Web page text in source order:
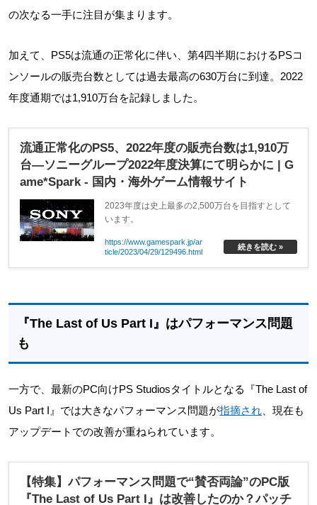
の次なる一手に注目が集まります。
加えて、PS5は流通の正常化に伴い、第4四半期におけるPSコ
ンソールの販売台数としては過去最高の630万台に到達。2022
年度通期では1,910万台を記録しました。
流通正常化のPS5、2022年度の販売台数は1,910万
台―ソニーグループ2022年度決算にて明らかに | G
ame*Spark - 国内・海外ゲーム情報サイト
2023年度は史上最多の2,500万台を目指すとして
います。
https://www.gamespark.jp/ar
ticle/2023/04/29/129496.html
続きを読む »
『The Last of Us Part I』はパフォーマンス問題
も
一方で、最新のPC向けPS Studiosタイトルとなる『The Last of
Us Part I』では大きなパフォーマンス問題が指摘され 、現在も
アップデートでの改善が重ねられています。
【特集】パフォーマンス問題で“賛否両論”のPC版
『The Last of Us Part I』は改善したのか？パッチ